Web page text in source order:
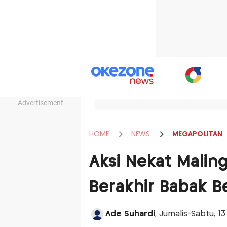
Advertisement
HOME NEWS MEGAPOLITAN
Aksi Nekat
Berakhir Babak
Ade Suhardi, Jurnalis-Sabtu,